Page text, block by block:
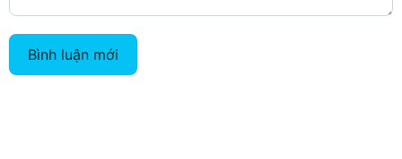
Bình luận mới